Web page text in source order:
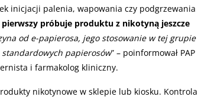
inicjacji palenia, wapowania czy podgrzewania
pierwszy próbuje produktu z nikotyną jeszcze
od e-papierosa, jego stosowanie w tej grupie
papierosów” – poinformował PAP
i farmakolog kliniczny.
nikotynowe w sklepie lub kiosku. Kontrola